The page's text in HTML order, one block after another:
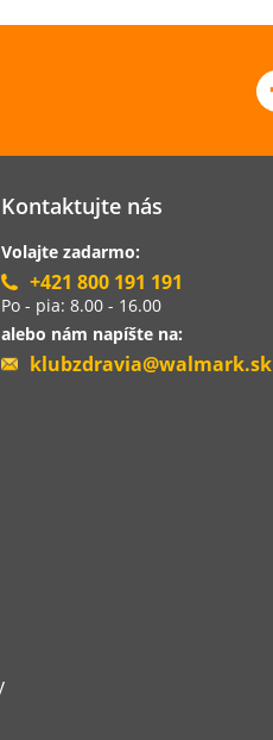
Kontaktujte nás
Volajte zadarmo:
+421 800 191 191
Po - pia: 8.00 - 16.00
alebo nám napíšte na:
klubzdravia@walmark.sk